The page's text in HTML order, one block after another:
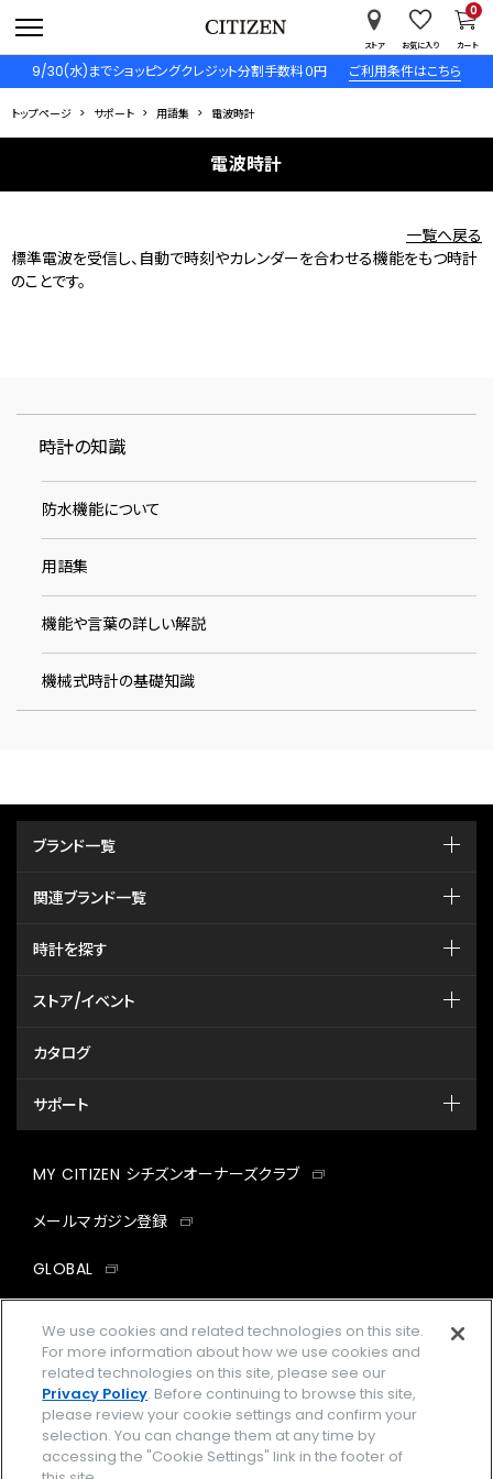
9/30(水)までショッピングクレジット分割手数料０円 ご利用条件はこちら
ストア お気に入り カート
0
トップページ サポート 用語集 電波時計
電波時計
一覧へ戻る
標準電波を受信し、自動で時刻やカレンダーを合わせる機能をもつ時計
のことです。
時計の知識
防水機能について
用語集
機能や言葉の詳しい解説
機械式時計の基礎知識
ブランド一覧
関連ブランド一覧
時計を探す
ストア/イベント
カタログ
サポート
MY CITIZEN シチズンオーナーズクラブ
メールマガジン登録
GLOBAL
facebookinstagramtwitter
企業情報 ご利用規約
プライバシーポリシー Cookies Settings
We use cookies and related technologies on this site.
For more information about how we use cookies and
related technologies on this site, please see our
Privacy Policy. Before continuing to browse this site,
please review your cookie settings and confirm your
selection. You can change them at any time by
accessing the "Cookie Settings" link in the footer of